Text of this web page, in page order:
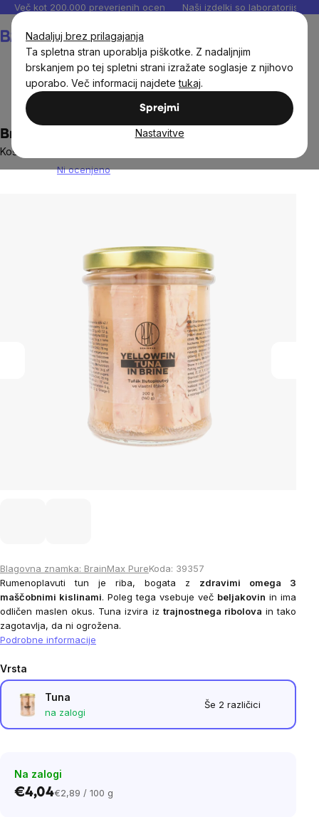
Nadaljuj brez prilagajanja
Ta spletna stran uporablja piškotke. Z nadaljnjim
brskanjem po tej spletni strani izražate soglasje z njihovo
uporabo. Več informacij najdetetukaj.
Sprejmi
Nastavitve
Preskoči
vsebino
Več kot 200.000 preverjenih ocen Naši izdelki so laboratorijsko
Fermentirana in konzervirana živila
BrainMax Pure® Tuna v lastnem soku, 140g
Koščki tune v lastnem soku
Ni ocenjeno
Blagovna znamka: BrainMax PureKoda: 39357
Rumenoplavuti tun je riba, bogata z
zdravimi omega 3
maščobnimi kislinami. Poleg tega vsebuje več beljakovin in ima
odličen maslen okus. Tuna izvira iz trajnostnega ribolova in tako
zagotavlja, da ni ogrožena.
Podrobne informacije
Vrsta
Tuna
na zalogi
Še 2 različici
Na zalogi
€4,04Cena
€2,89 / 100 g